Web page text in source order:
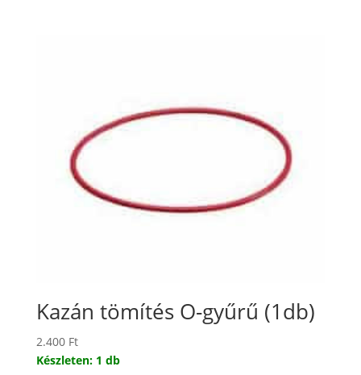
Kazán tömítés O-gyűrű (1db)
2.400 Ft
Készleten: 1 db